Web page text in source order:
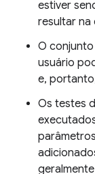
estiver
resultar na
O
usuário
e,
Os testes